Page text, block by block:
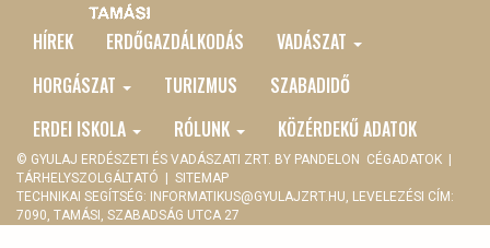
MAIN
MENU
HÍREK ERDŐGAZDÁLKODÁS
VADÁSZAT
HORGÁSZAT
TURIZMUS
SZABADIDŐ
ERDEI ISKOLA
RÓLUNK KÖZÉRDEKŰ ADATOK
© GYULAJ ERDÉSZETI ÉS VADÁSZATI ZRT. BY PANDELON CÉGADATOK
TÁRHELYSZOLGÁLTATÓ
SITEMAP
TECHNIKAI SEGÍTSÉG:
INFORMATIKUS@GYULAJZRT.HU, LEVELEZÉSI CÍM:
7090, TAMÁSI, SZABADSÁG UTCA 27